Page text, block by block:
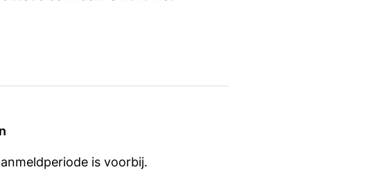
is voorbij.